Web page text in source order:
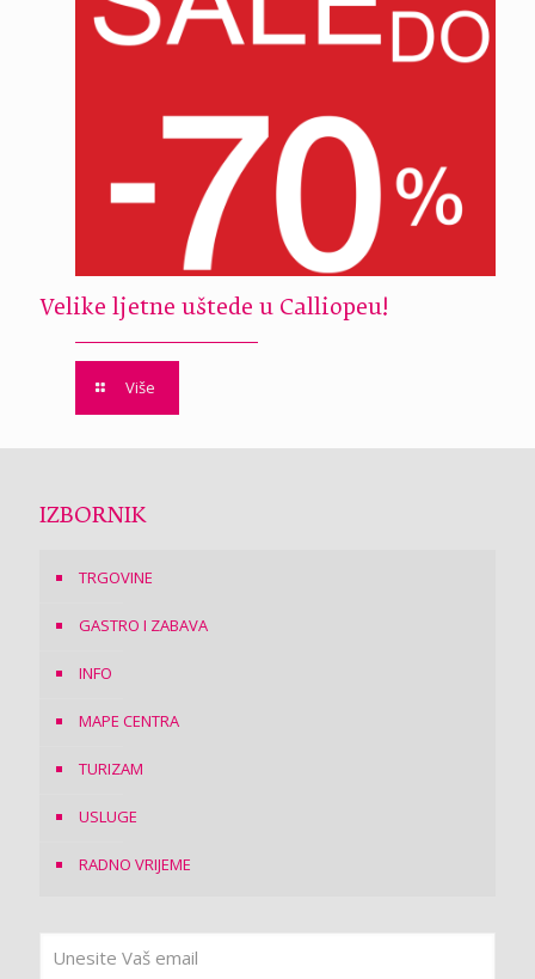
Velike ljetne uštede u Calliopeu!
Više
IZBORNIK
TRGOVINE
GASTRO I ZABAVA
INFO
MAPE CENTRA
TURIZAM
USLUGE
RADNO VRIJEME